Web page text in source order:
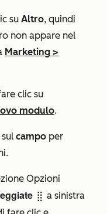
su Altro, quindi
non appare nel
Marketing >
clic su
modulo.
campo per
Opzioni
dragHandle a sinistra